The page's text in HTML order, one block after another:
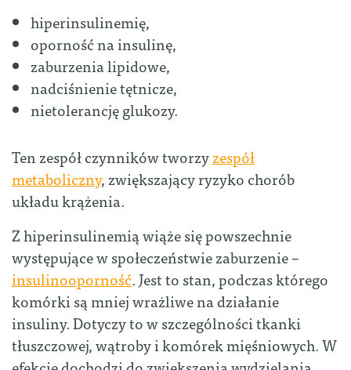
hiperinsulinemię,
oporność na insulinę,
zaburzenia lipidowe,
nadciśnienie tętnicze,
nietolerancję glukozy.
Ten zespół czynników tworzyzespół
metaboliczny, zwiększający ryzyko chorób
układu krążenia.
Z hiperinsulinemią wiąże się powszechnie
występujące w społeczeństwie zaburzenie –
insulinooporność. Jest to stan, podczas którego
komórki są mniej wrażliwe na działanie
insuliny. Dotyczy to w szczególności tkanki
tłuszczowej, wątroby i komórek mięśniowych. W